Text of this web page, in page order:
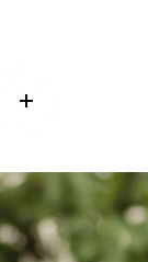
Read more